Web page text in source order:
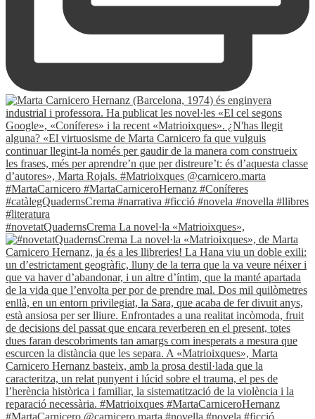
#novetatQuadernsCrema La novel·la «Matrioixques»,